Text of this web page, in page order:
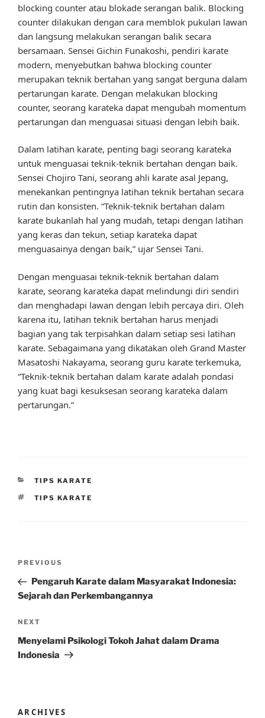
blocking counter atau blokade serangan balik. Blocking
counter dilakukan dengan cara memblok pukulan lawan
dan langsung melakukan serangan balik secara
bersamaan. Sensei Gichin Funakoshi, pendiri karate
modern, menyebutkan bahwa blocking counter
merupakan teknik bertahan yang sangat berguna dalam
pertarungan karate. Dengan melakukan blocking
counter, seorang karateka dapat mengubah momentum
pertarungan dan menguasai situasi dengan lebih baik.
Dalam latihan karate, penting bagi seorang karateka
untuk menguasai teknik-teknik bertahan dengan baik.
Sensei Chojiro Tani, seorang ahli karate asal Jepang,
menekankan pentingnya latihan teknik bertahan secara
rutin dan konsisten. “Teknik-teknik bertahan dalam
karate bukanlah hal yang mudah, tetapi dengan latihan
yang keras dan tekun, setiap karateka dapat
menguasainya dengan baik,” ujar Sensei Tani.
Dengan menguasai teknik-teknik bertahan dalam
karate, seorang karateka dapat melindungi diri sendiri
dan menghadapi lawan dengan lebih percaya diri. Oleh
karena itu, latihan teknik bertahan harus menjadi
bagian yang tak terpisahkan dalam setiap sesi latihan
karate. Sebagaimana yang dikatakan oleh Grand Master
Masatoshi Nakayama, seorang guru karate terkemuka,
“Teknik-teknik bertahan dalam karate adalah pondasi
yang kuat bagi kesuksesan seorang karateka dalam
pertarungan.”
CATEGORIES
TIPS KARATE
TAGS
TIPS KARATE
Previous
Post
PREVIOUS
Pengaruh Karate dalam Masyarakat Indonesia:
Sejarah dan Perkembangannya
Next
Post
NEXT
Menyelami Psikologi Tokoh Jahat dalam Drama
Indonesia
ARCHIVES